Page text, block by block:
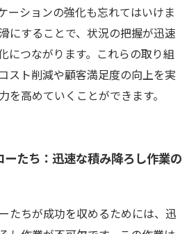
ーションの強化も忘れてはいけま
にすることで、状況の把握が迅速
につながります。これらの取り組
スト削減や顧客満足度の向上を実
を高めていくことができます。
たち：迅速な積み降ろし作業の
たちが成功を収めるためには、迅